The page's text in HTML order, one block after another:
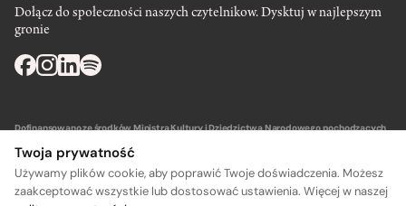
Dołącz do społeczności naszych czytelnikow. Dysktuj w najlepszym
gronie
Dofinansowano ze środków Ministra Kultury i Dziedzictwa Narodowego pochodzących
Twoja prywatność
Używamy plików cookie, aby poprawić Twoje doświadczenia. Możesz
zaakceptować wszystkie lub dostosować ustawienia. Więcej w naszej